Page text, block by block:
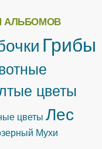
АЛЬБОМОВ
Грибы
цветы
цветы Лес
Мухи